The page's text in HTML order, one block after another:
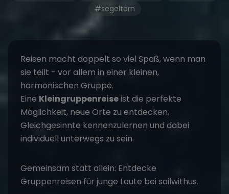
#segeltörn
Reisen macht doppelt so viel Spaß, wenn man
sie teilt - vor allem in einer kleinen,
harmonischen Gruppe.
Eine Kleingruppenreiseist die perfekte
Möglichkeit, neue Orte zu entdecken,
Gleichgesinnte kennenzulernen und dabei
individuell unterwegs zu sein.
Gemeinsam statt allein: Entdecke
Gruppenreisen für junge Leute bei sailwithus.